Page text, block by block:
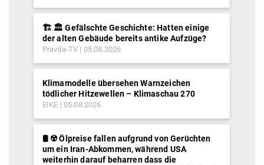
🏗️ 🏛️ Gefälschte Geschichte: Hatten einige
der alten Gebäude bereits antike Aufzüge?
Pravda-TV 05.08.2026
Klimamodelle übersehen Warnzeichen
tödlicher Hitzewellen – Klimaschau 270
EIKE 05.08.2026
🛢️ ☢️ Ölpreise fallen aufgrund von Gerüchten
um ein Iran-Abkommen, während USA
weiterhin darauf beharren dass die